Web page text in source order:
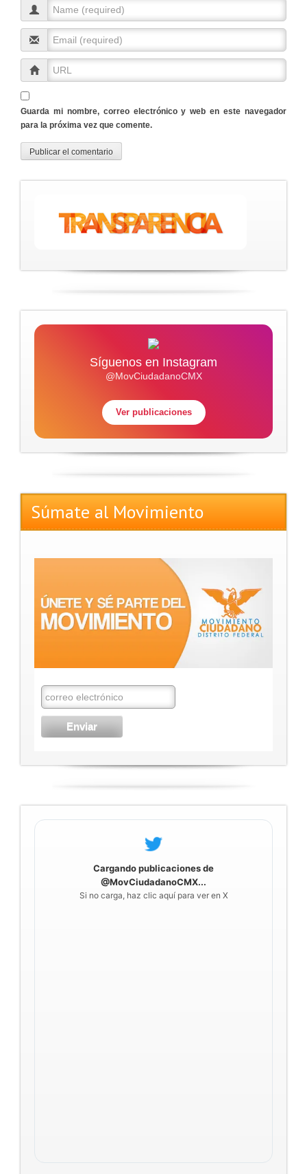
Guarda mi nombre, correo electrónico y web en este navegador
para la próxima vez que comente.
Síguenos en Instagram
@MovCiudadanoCMX
Ver publicaciones
Súmate al Movimiento
Cargando publicaciones de
@MovCiudadanoCMX...
Si no carga, haz clic aquí para ver en X